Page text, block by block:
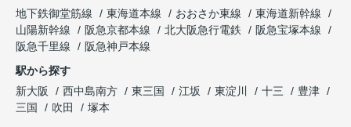
地下鉄御堂筋線
東海道本線 おおさか東線
東海道新幹線
山陽新幹線
阪急京都本線 北大阪急行電鉄
阪急宝塚本線
阪急千里線
阪急神戸本線
駅から探す
新大阪
西中島南方 東三国 江坂 東淀川 十三
豊津
三国
吹田 塚本